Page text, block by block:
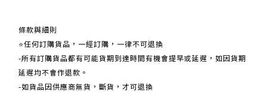
條款與細則
⭐任何訂購貨品，一經訂購，一律不可退換
-所有訂購貨品都有可能貨期到達時間有機會提早或延遲，如因貨期
延遲均不會作退款。
-如貨品因供應商無貨，斷貨，才可退換